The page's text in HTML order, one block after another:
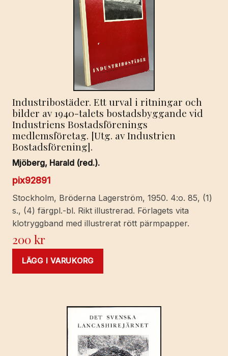
Industribostäder. Ett urval i ritningar och
bilder av 1940-talets bostadsbyggande vid
Industriens Bostadsförenings
medlemsföretag. [Utg. av Industrien
Bostadsförening].
Mjöberg, Harald (red.).
pix92891
Stockholm, Bröderna Lagerström, 1950. 4:o. 85, (1)
s., (4) färgpl.-bl. Rikt illustrerad. Förlagets vita
klotryggband med illustrerat rött pärmpapper.
200kr
LÄGG I VARUKORG